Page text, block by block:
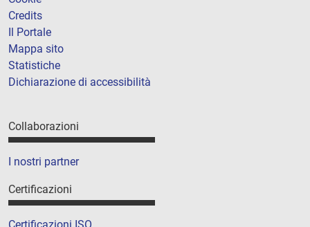
Credits
Il Portale
Mappa sito
Statistiche
Dichiarazione di accessibilità
Collaborazioni
I nostri partner
Certificazioni